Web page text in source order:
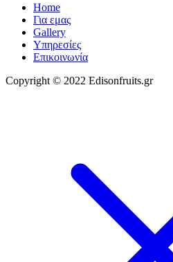
Home
Για εμας
Gallery
Υπηρεσίες
Επικοινωνία
Copyright © 2022 Edisonfruits.gr